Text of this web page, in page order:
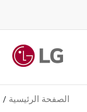
الصفحة الرئيسية